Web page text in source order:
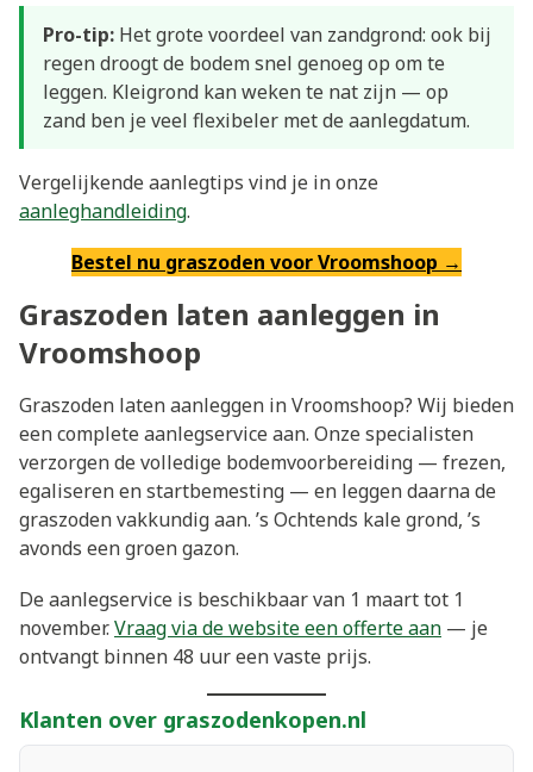
Pro-tip: Het grote voordeel van zandgrond: ook bij
regen droogt de bodem snel genoeg op om te
leggen. Kleigrond kan weken te nat zijn — op
zand ben je veel flexibeler met de aanlegdatum.
Vergelijkende aanlegtips vind je in onze
aanleghandleiding.
Bestel nu graszoden voor Vroomshoop →
Graszoden laten aanleggen in
Vroomshoop
Graszoden laten aanleggen in Vroomshoop? Wij bieden
een complete aanlegservice aan. Onze specialisten
verzorgen de volledige bodemvoorbereiding — frezen,
egaliseren en startbemesting — en leggen daarna de
graszoden vakkundig aan. ’s Ochtends kale grond, ’s
avonds een groen gazon.
De aanlegservice is beschikbaar van 1 maart tot 1
november.Vraag via de website een offerte aan — je
ontvangt binnen 48 uur een vaste prijs.
Klanten over graszodenkopen.nl